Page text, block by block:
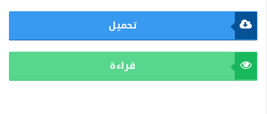
تحميل
قراءة